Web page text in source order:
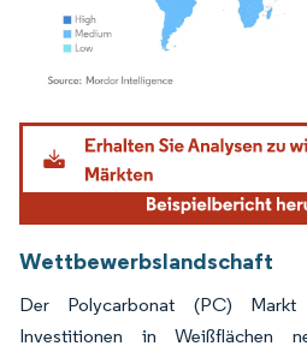
Bild © Mordor Intelligence.
Wettbewerbslandschaft
Der Polycarbonat (PC)
Investitionen in Weißflächen